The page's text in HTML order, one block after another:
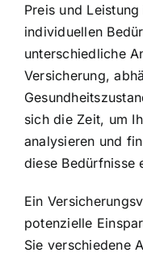
Preis und
individuellen
unterschiedliche
Versicherung,
sich die Zeit, um
analysieren und
diese Bedürfnisse
Ein
potenzielle
Sie verschiedene